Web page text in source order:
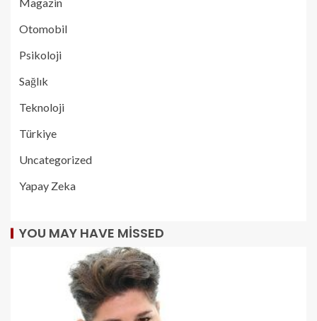
Otomobil
Psikoloji
Sağlık
Teknoloji
Türkiye
Uncategorized
Yapay Zeka
YOU MAY HAVE MISSED